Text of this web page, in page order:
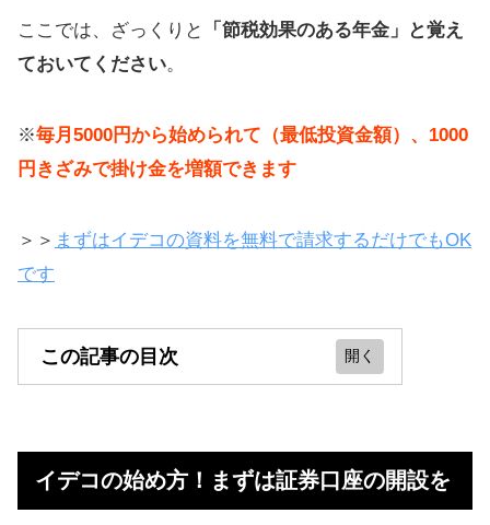
ここでは、ざっくりと
「節税効果のある年金」と覚え
ておいてください。
※毎月5000円から始められて（最低投資金額）、1000
円きざみで掛け金を増額できます
＞＞ まずはイデコの資料を無料で請求するだけでもOK
です
この記事の目次
開設を
ハガキを受け取って口座開設を完了
イデコの始め方！まずは証券口座の開設を